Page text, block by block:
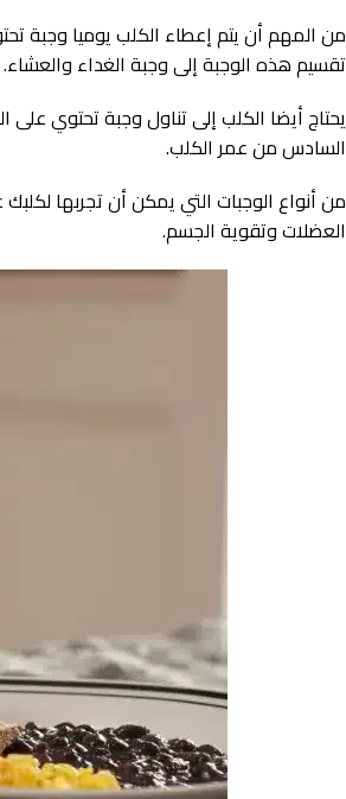
من المهم أن يتم إعطاء الكلب يوميا وجبة
تقسيم هذه الوجبة إلى وجبة الغداء والعشاء.
يحتاج أيضا الكلب إلى تناول وجبة تحتوي على
السادس من عمر الكلب.
من أنواع الوجبات التي يمكن أن تجربها
العضلات وتقوية الجسم.